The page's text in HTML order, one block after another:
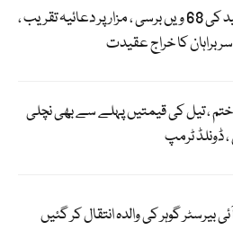
میجر طفیل شہید کی 68 ویں برسی ، مزار پر دعائیہ تقریب ،
کا خراج عقیدت
، تیل کی قیمتیں پہلے سے بھی نچلی
ڈونلڈ ٹرمپ
بیرسٹر گوہر کی والدہ انتقال کر گئیں